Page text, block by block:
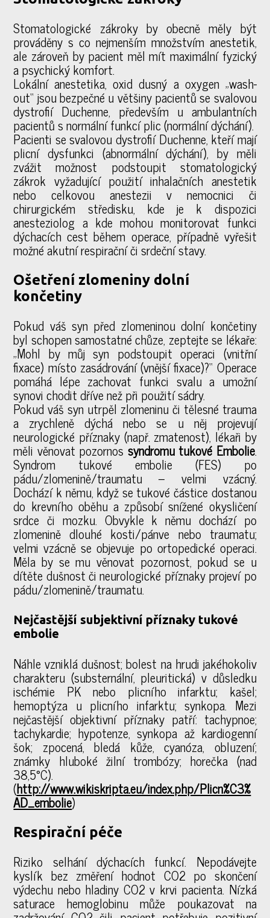
Stomatologické zákroky by obecně měly být
prováděny s co nejmenším množstvím anestetik,
ale zároveň by pacient měl mít maximální fyzický
a psychický komfort.
Lokální anestetika, oxid dusný a oxygen „wash-
out“ jsou bezpečné u většiny pacientů se svalovou
dystrofií Duchenne, především u ambulantních
pacientů s normální funkcí plic (normální dýchání).
Pacienti se svalovou dystrofií Duchenne, kteří mají
plicní dysfunkci (abnormální dýchání), by měli
zvážit možnost podstoupit stomatologický
zákrok vyžadující použití inhalačních anestetik
nebo celkovou anestezii v nemocnici či
chirurgickém středisku, kde je k dispozici
anesteziolog a kde mohou monitorovat funkci
dýchacích cest během operace, případně vyřešit
možné akutní respirační či srdeční stavy.
Ošetření zlomeniny dolní
končetiny
Pokud váš syn před zlomeninou dolní končetiny
byl schopen samostatné chůze, zeptejte se lékaře:
„Mohl by můj syn podstoupit operaci (vnitřní
fixace) místo zasádrování (vnější fixace)?“ Operace
pomáhá lépe zachovat funkci svalu a umožní
synovi chodit dříve než při použití sádry.
Pokud váš syn utrpěl zlomeninu či tělesné trauma
a zrychleně dýchá nebo se u něj projevují
neurologické příznaky (např. zmatenost), lékaři by
měli věnovat pozornossyndromu tukové Embolie.
Syndrom tukové embolie (FES) po
pádu/zlomenině/traumatu – velmi vzácný.
Dochází k němu, když se tukové částice dostanou
do krevního oběhu a způsobí snížené okysličení
srdce či mozku. Obvykle k němu dochází po
zlomenině dlouhé kosti/pánve nebo traumatu;
velmi vzácně se objevuje po ortopedické operaci.
Měla by se mu věnovat pozornost, pokud se u
dítěte dušnost či neurologické příznaky projeví po
pádu/zlomenině/traumatu.
Nejčastější subjektivní příznaky tukové
embolie
Náhle vzniklá dušnost; bolest na hrudi jakéhokoliv
charakteru (substernální, pleuritická) v důsledku
ischémie PK nebo plicního infarktu; kašel;
hemoptýza u plicního infarktu; synkopa. Mezi
nejčastější objektivní příznaky patří: tachypnoe;
tachykardie; hypotenze, synkopa až kardiogenní
šok; zpocená, bledá kůže, cyanóza, obluzení;
známky hluboké žilní trombózy; horečka (nad
38,5°C).
(http://www.wikiskripta.eu/index.php/Plicn%C3%
AD_embolie)
Respirační péče
Riziko selhání dýchacích funkcí. Nepodávejte
kyslík bez změření hodnot CO2 po skončení
výdechu nebo hladiny CO2 v krvi pacienta. Nízká
saturace hemoglobinu může poukazovat na